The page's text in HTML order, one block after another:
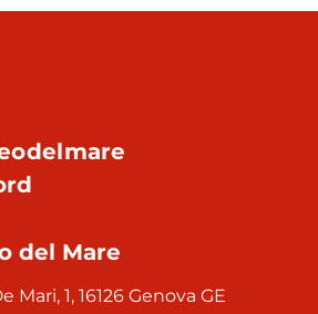
del Mare
Mari, 1, 16126 Genova GE